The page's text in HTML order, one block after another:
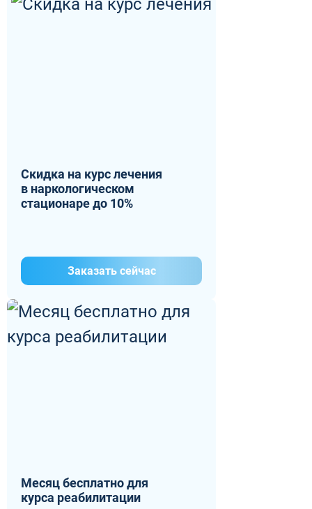
Скидка на курс лечения
в наркологическом
стационаре до 10%
Заказать сейчас
Месяц бесплатно для
курса реабилитации